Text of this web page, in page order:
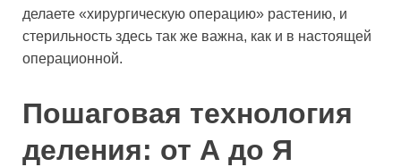
делаете «хирургическую операцию» растению, и
стерильность здесь так же важна, как и в настоящей
операционной.
Пошаговая технология
деления: от А до Я